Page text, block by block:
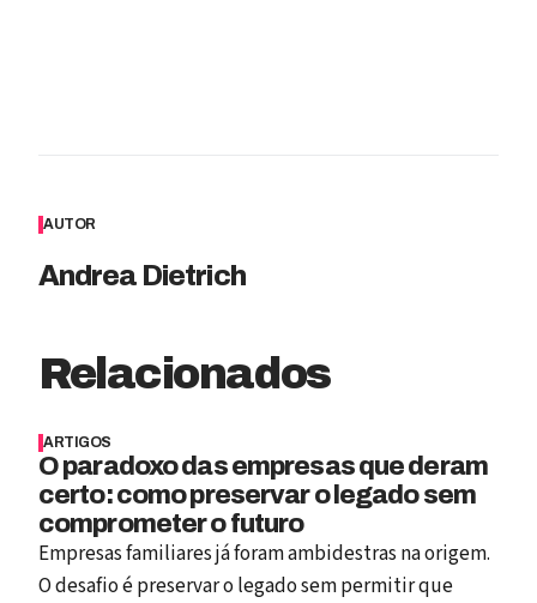
AUTOR
Andrea Dietrich
Relacionados
ARTIGOS
O paradoxo das empresas que deram
certo: como preservar o legado sem
comprometer o futuro
Empresas familiares já foram ambidestras na origem.
O desafio é preservar o legado sem permitir que